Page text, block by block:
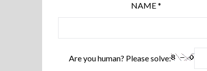
NAME*
Are you human? Please solve: